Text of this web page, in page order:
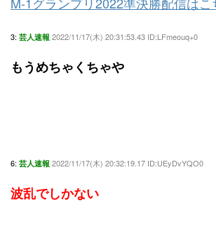
3: 芸人速報 2022/11/17(木) 20:31:53.43 ID:LFmeouq+0
もうめちゃくちゃや
6: 芸人速報 2022/11/17(木) 20:32:19.17 ID:UEyDvYQO0
波乱でしかない